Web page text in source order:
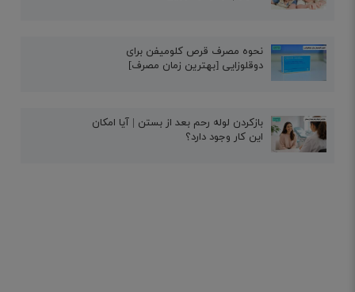
نحوه مصرف قرص کلومیفن برای
دوقلوزایی [بهترین زمان مصرف]
بازکردن لوله رحم بعد از بستن | آیا امکان
این کار وجود دارد؟